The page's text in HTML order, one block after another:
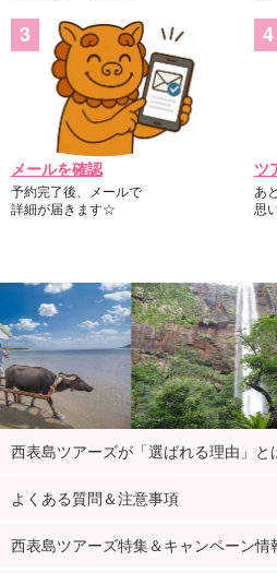
メールを確認
予約完了後、メールで
詳細が届きます☆
ツ
あ
思
西表島ツアーズが「選ばれる理由」と
よくある質問＆注意事項
西表島ツアーズ特集＆キャンペーン情